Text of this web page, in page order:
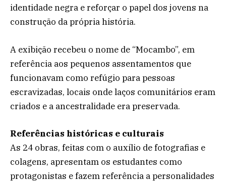
identidade negra e reforçar o papel dos jovens na
construção da própria história.
A exibição recebeu o nome de “Mocambo”, em
referência aos pequenos assentamentos que
funcionavam como refúgio para pessoas
escravizadas, locais onde laços comunitários eram
criados e a ancestralidade era preservada.
Referências históricas e culturais
As 24 obras, feitas com o auxílio de fotografias e
colagens, apresentam os estudantes como
protagonistas e fazem referência a personalidades